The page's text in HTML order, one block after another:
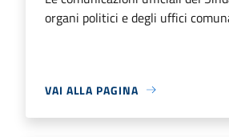
organi politici e degli uffici
VAI ALLA PAGINA